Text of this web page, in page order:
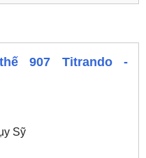
907 Titrando -
Sỹ